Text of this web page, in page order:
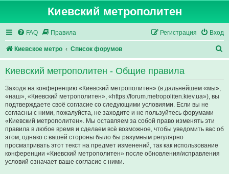
Киевский метрополитен
FAQ Правила Вход
Регистрация
Киевское метро Список форумов
о
Киевский метрополитен - Общие правила
Заходя на конференцию «Киевский метрополитен» (в дальнейшем «мы»,
«наш», «Киевский метрополитен», «https://forum.metropoliten.kiev.ua»), вы
подтверждаете своё согласие со следующими условиями. Если вы не
согласны с ними, пожалуйста, не заходите и не пользуйтесь форумами
«Киевский метрополитен». Мы оставляем за собой право изменять эти
правила в любое время и сделаем всё возможное, чтобы уведомить вас об
этом, однако с вашей стороны было бы разумным регулярно
просматривать этот текст на предмет изменений, так как использование
конференции «Киевский метрополитен» после обновления/исправления
условий означает ваше согласие с ними.